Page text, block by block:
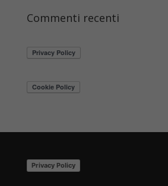
Commenti recenti
Privacy Policy